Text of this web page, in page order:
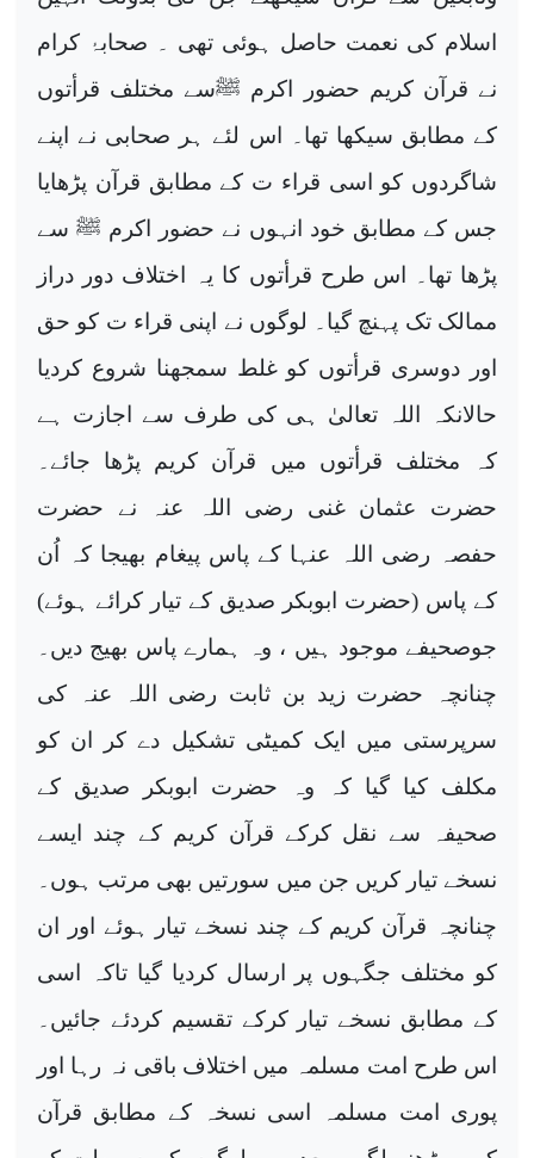
اسلام کی نعمت حاصل ہوئی تھی ۔ صحابۂ کرام
نے قرآن کریم حضور اکرم ﷺسے مختلف قرأتوں
کے مطابق سیکھا تھا۔ اس لئے ہر صحابی نے اپنے
شاگردوں کو اسی قراء ت کے مطابق قرآن پڑھایا
جس کے مطابق خود انہوں نے حضور اکرم ﷺ سے
پڑھا تھا۔ اس طرح قرأتوں کا یہ اختلاف دور دراز
ممالک تک پہنچ گیا۔ لوگوں نے اپنی قراء ت کو حق
اور دوسری قرأتوں کو غلط سمجھنا شروع کردیا
حالانکہ اللہ تعالیٰ ہی کی طرف سے اجازت ہے
کہ مختلف قرأتوں میں قرآن کریم پڑھا جائے۔
حضرت عثمان غنی رضی اللہ عنہ نے حضرت
حفصہ رضی اللہ عنہا کے پاس پیغام بھیجا کہ اُن
کے پاس (حضرت ابوبکر صدیق کے تیار کرائے ہوئے)
جوصحیفے موجود ہیں ، وہ ہمارے پاس بھیج دیں۔
چنانچہ حضرت زید بن ثابت رضی اللہ عنہ کی
سرپرستی میں ایک کمیٹی تشکیل دے کر ان کو
مکلف کیا گیا کہ وہ حضرت ابوبکر صدیق کے
صحیفہ سے نقل کرکے قرآن کریم کے چند ایسے
نسخے تیار کریں جن میں سورتیں بھی مرتب ہوں۔
چنانچہ قرآن کریم کے چند نسخے تیار ہوئے اور ان
کو مختلف جگہوں پر ارسال کردیا گیا تاکہ اسی
کے مطابق نسخے تیار کرکے تقسیم کردئے جائیں۔
اس طرح امت مسلمہ میں اختلاف باقی نہ رہا اور
پوری امت مسلمہ اسی نسخہ کے مطابق قرآن